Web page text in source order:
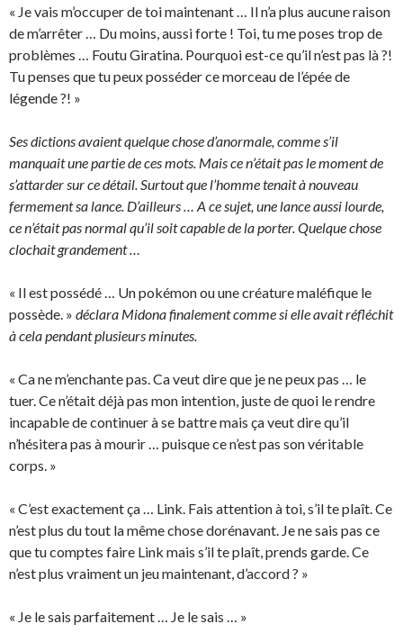
« Je vais m’occuper de toi maintenant … Il n’a plus aucune raison
de m’arrêter … Du moins, aussi forte ! Toi, tu me poses trop de
problèmes … Foutu Giratina. Pourquoi est-ce qu’il n’est pas là ?!
Tu penses que tu peux posséder ce morceau de l’épée de
légende ?! »
Ses dictions avaient quelque chose d’anormale, comme s’il
manquait une partie de ces mots. Mais ce n’était pas le moment de
s’attarder sur ce détail. Surtout que l’homme tenait à nouveau
fermement sa lance. D’ailleurs … A ce sujet, une lance aussi lourde,
ce n’était pas normal qu’il soit capable de la porter. Quelque chose
clochait grandement …
« Il est possédé … Un pokémon ou une créature maléfique le
possède. » déclara Midona finalement comme si elle avait réfléchit
à cela pendant plusieurs minutes.
« Ca ne m’enchante pas. Ca veut dire que je ne peux pas … le
tuer. Ce n’était déjà pas mon intention, juste de quoi le rendre
incapable de continuer à se battre mais ça veut dire qu’il
n’hésitera pas à mourir … puisque ce n’est pas son véritable
corps. »
« C’est exactement ça … Link. Fais attention à toi, s’il te plaît. Ce
n’est plus du tout la même chose dorénavant. Je ne sais pas ce
que tu comptes faire Link mais s’il te plaît, prends garde. Ce
n’est plus vraiment un jeu maintenant, d’accord ? »
« Je le sais parfaitement … Je le sais … »